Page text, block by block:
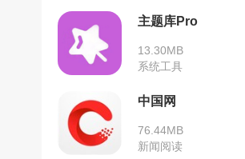
主题库Pro
13.30MB
系统工具
中国网
76.44MB
新闻阅读